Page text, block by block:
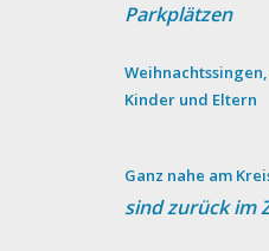
Parkplätzen
Kinder und Eltern
Ganz nahe am
sind zurück im